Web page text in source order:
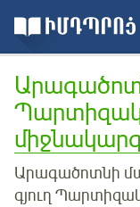
Արագածոտնի
գյուղ